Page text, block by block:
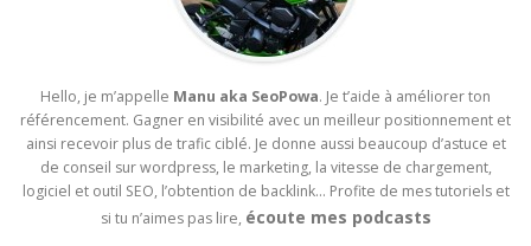
Hello, je m’appelle Manu aka SeoPowa. Je t’aide à améliorer ton
référencement. Gagner en visibilité avec un meilleur positionnement et
ainsi recevoir plus de trafic ciblé. Je donne aussi beaucoup d’astuce et
de conseil sur wordpress, le marketing, la vitesse de chargement,
logiciel et outil SEO, l’obtention de backlink… Profite de mes tutoriels et
si tu n’aimes pas lire, écoute mes podcasts